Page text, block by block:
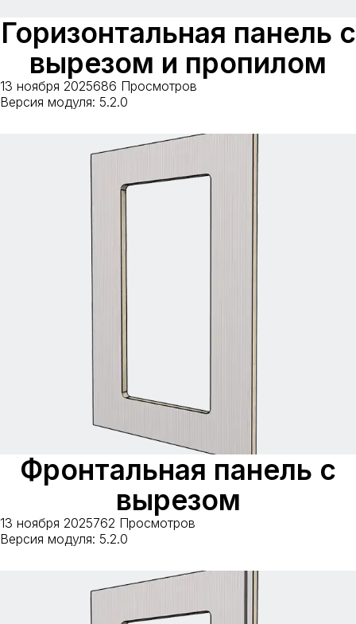
Горизонтальная панель с
вырезом и пропилом
13 ноября 2025686 Просмотров
Версия модуля: 5.2.0
Фронтальная панель с
вырезом
13 ноября 2025762 Просмотров
Версия модуля: 5.2.0